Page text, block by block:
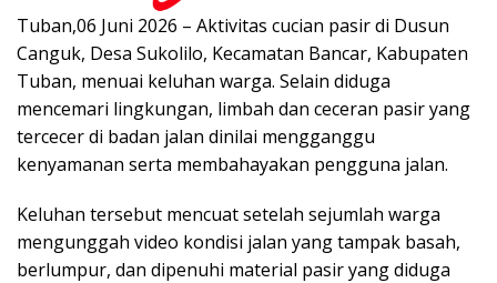
Tuban,06 Juni 2026 – Aktivitas cucian pasir di Dusun
Canguk, Desa Sukolilo, Kecamatan Bancar, Kabupaten
Tuban, menuai keluhan warga. Selain diduga
mencemari lingkungan, limbah dan ceceran pasir yang
tercecer di badan jalan dinilai mengganggu
kenyamanan serta membahayakan pengguna jalan.
Keluhan tersebut mencuat setelah sejumlah warga
mengunggah video kondisi jalan yang tampak basah,
berlumpur, dan dipenuhi material pasir yang diduga